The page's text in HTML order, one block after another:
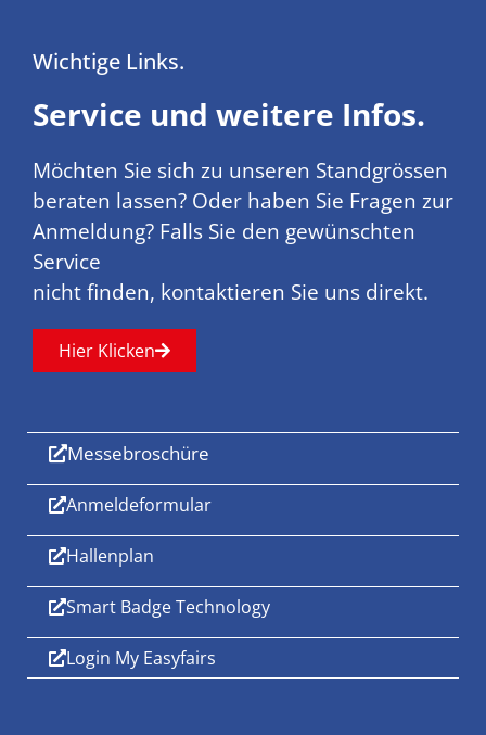
Wichtige Links.
Service und weitere Infos.
Möchten Sie sich zu unseren Standgrössen
beraten lassen? Oder haben Sie Fragen zur
Anmeldung? Falls Sie den gewünschten
Service
nicht finden, kontaktieren Sie uns direkt.
Hier Klicken
Messebroschüre
Anmeldeformular
Hallenplan
Smart Badge Technology
Login My Easyfairs